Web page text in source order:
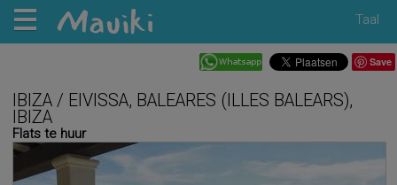
Taal
Save
IBIZA / EIVISSA, BALEARES (ILLES BALEARS),
IBIZA
Flats te huur